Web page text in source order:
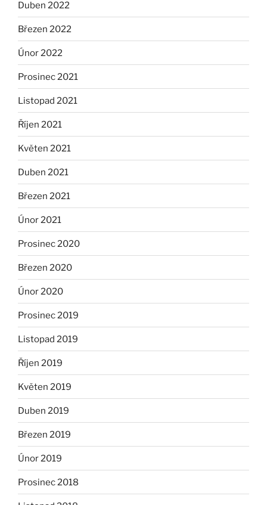
Duben 2022
Březen 2022
Únor 2022
Prosinec 2021
Listopad 2021
Říjen 2021
Květen 2021
Duben 2021
Březen 2021
Únor 2021
Prosinec 2020
Březen 2020
Únor 2020
Prosinec 2019
Listopad 2019
Říjen 2019
Květen 2019
Duben 2019
Březen 2019
Únor 2019
Prosinec 2018